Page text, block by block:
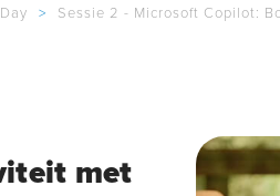
> Sessie 2 - Microsoft Copilot:
met